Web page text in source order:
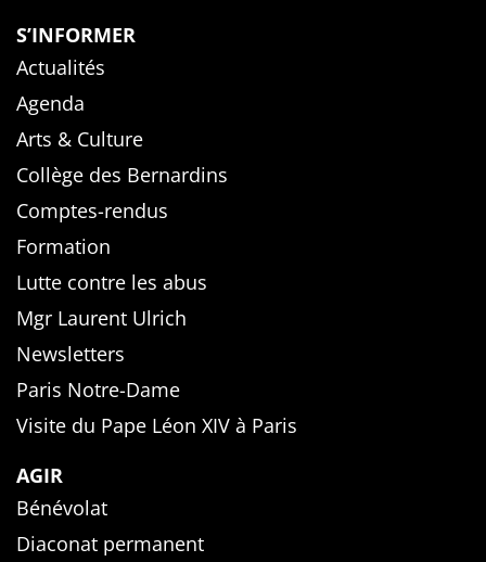
S’INFORMER
Actualités
Agenda
Arts & Culture
Collège des Bernardins
Comptes-rendus
Formation
Lutte contre les abus
Mgr Laurent Ulrich
Newsletters
Paris Notre-Dame
Visite du Pape Léon XIV à Paris
AGIR
Bénévolat
Diaconat permanent